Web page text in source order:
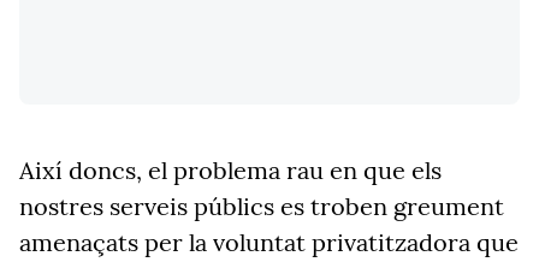
Així doncs, el problema rau en que els
nostres serveis públics es troben greument
amenaçats per la voluntat privatitzadora que